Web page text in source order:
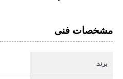
مشخصات فنی
برند